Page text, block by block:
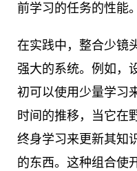
前学习的任务的性能。
在实践中，整合少镜
强大的系统。例如，
初可以使用少量学习
时间的推移，当它在
终身学习来更新其知
的东西。这种组合使